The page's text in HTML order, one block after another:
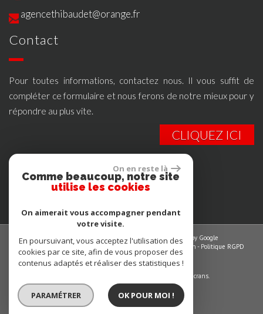
agencethibaudet@orange.fr
contact
Pour toutes informations, contactez nous. Il vous suffit de
compléter ce formulaire et nous ferons de notre mieux pour y
répondre au plus vite.
CLIQUEZ ICI
connecter
© 2026 | Tous droits réservés | Traduction powered by Google
Plan du site
Mentions légales Nos honoraires Admin - Politique RGPD
Site internet compatible multi-supports,
un seul site adaptable à tous les types d'écrans.
On en reste là
Comme beaucoup, notre site
utilise les cookies
On aimerait vous accompagner pendant
votre visite.
En poursuivant, vous acceptez l'utilisation des
cookies par ce site, afin de vous proposer des
contenus adaptés et réaliser des statistiques !
PARAMÉTRER OK POUR MOI !